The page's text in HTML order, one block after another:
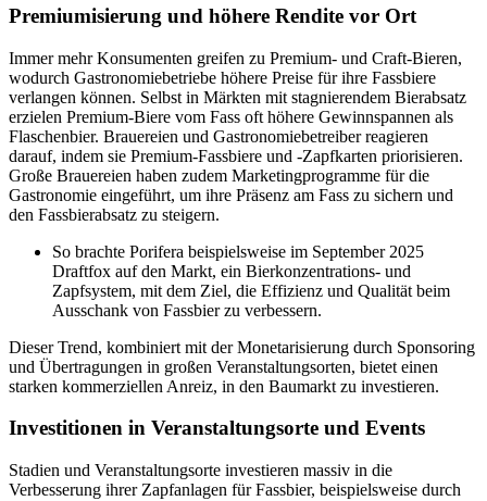
Premiumisierung und höhere Rendite vor Ort
Immer mehr Konsumenten greifen zu Premium- und Craft-Bieren,
wodurch Gastronomiebetriebe höhere Preise für ihre Fassbiere
verlangen können. Selbst in Märkten mit stagnierendem Bierabsatz
erzielen Premium-Biere vom Fass oft höhere Gewinnspannen als
Flaschenbier. Brauereien und Gastronomiebetreiber reagieren
darauf, indem sie Premium-Fassbiere und -Zapfkarten priorisieren.
Große Brauereien haben zudem Marketingprogramme für die
Gastronomie eingeführt, um ihre Präsenz am Fass zu sichern und
den Fassbierabsatz zu steigern.
So brachte Porifera beispielsweise im September 2025
Draftfox auf den Markt, ein Bierkonzentrations- und
Zapfsystem, mit dem Ziel, die Effizienz und Qualität beim
Ausschank von Fassbier zu verbessern.
Dieser Trend, kombiniert mit der Monetarisierung durch Sponsoring
und Übertragungen in großen Veranstaltungsorten, bietet einen
starken kommerziellen Anreiz, in den Baumarkt zu investieren.
Investitionen in Veranstaltungsorte und Events
Stadien und Veranstaltungsorte investieren massiv in die
Verbesserung ihrer Zapfanlagen für Fassbier, beispielsweise durch